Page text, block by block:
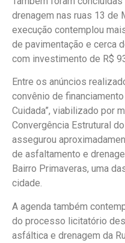
drenagem nas ruas 13 de
execução contemplou
de pavimentação e cerca
com investimento de R$
Entre os anúncios
convênio de
Cuidada”, viabilizado por
Convergência Estrutural
assegurou
de asfaltamento e
Bairro Primaveras, uma
cidade.
A agenda também
do processo licitatório
asfáltica e drenagem da